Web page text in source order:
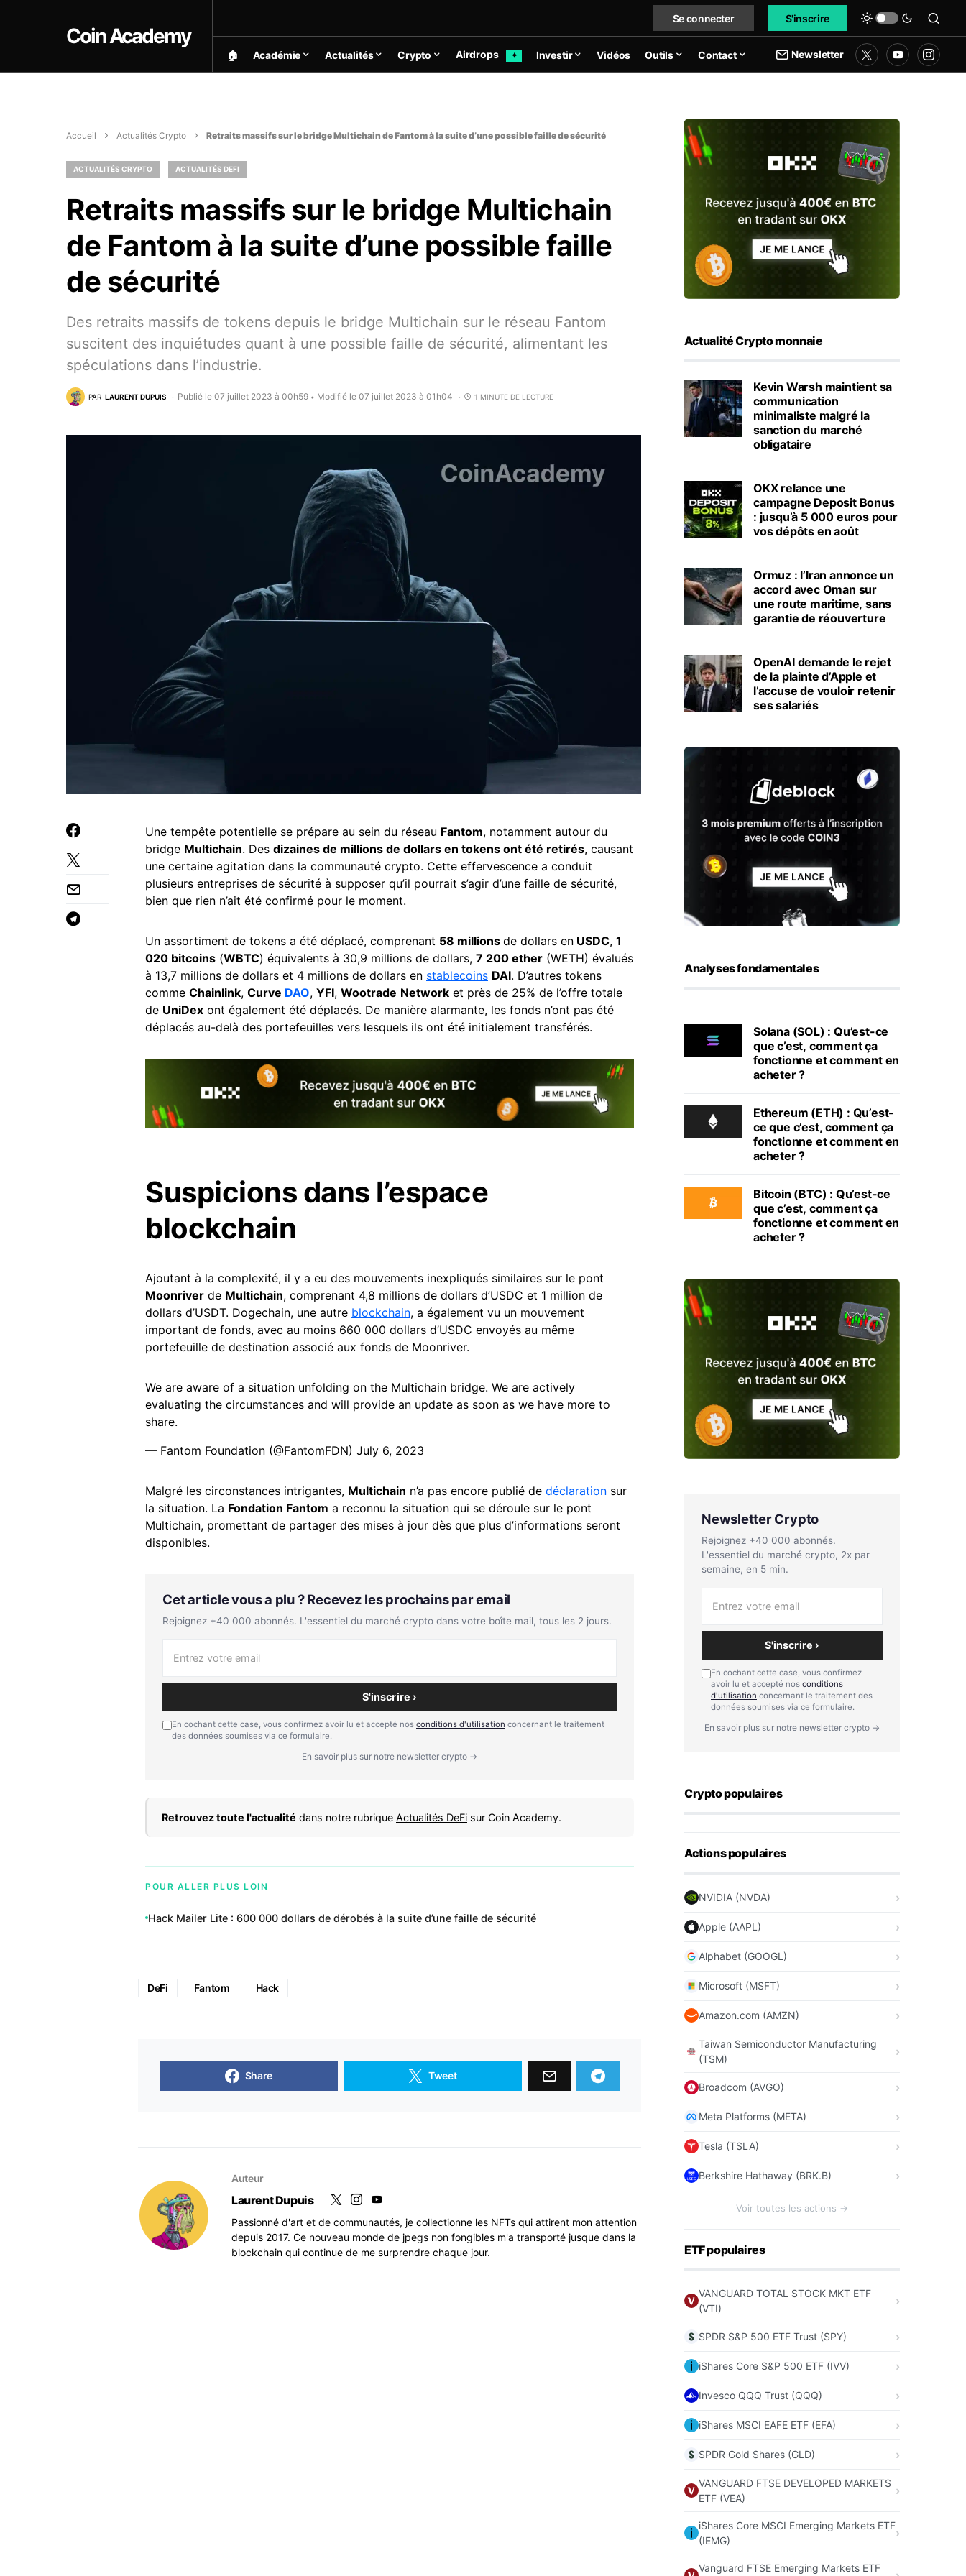
Coin Academy
Se connecter S'inscrire
🏠︎ Académie Actualités Crypto Airdrops ✦ Investir Vidéos Outils Contact Newsletter
Accueil Actualités Crypto Retraits massifs sur le bridge Multichain de Fantom à la suite d’une possible faille de sécurité
ACTUALITÉS CRYPTO ACTUALITÉS DEFI
Retraits massifs sur le bridge Multichain
de Fantom à la suite d’une possible faille
de sécurité
Des retraits massifs de tokens depuis le bridge Multichain sur le réseau Fantom
suscitent des inquiétudes quant à une possible faille de sécurité, alimentant les
spéculations dans l’industrie.
PAR LAURENT DUPUIS Publié le 07 juillet 2023 à 00h59 • Modifié le 07 juillet 2023 à 01h04 1 MINUTE DE LECTURE
Une tempête potentielle se prépare au sein du réseau Fantom, notamment autour du
bridge Multichain. Des dizaines de millions de dollars en tokens ont été retirés, causant
une certaine agitation dans la communauté crypto. Cette effervescence a conduit
plusieurs entreprises de sécurité à supposer qu’il pourrait s’agir d’une faille de sécurité,
bien que rien n’ait été confirmé pour le moment.
Un assortiment de tokens a été déplacé, comprenant 58 millions de dollars en USDC, 1
020 bitcoins (WBTC) équivalents à 30,9 millions de dollars, 7 200 ether (WETH) évalués
à 13,7 millions de dollars et 4 millions de dollars en stablecoins DAI. D’autres tokens
comme Chainlink, Curve DAO, YFI, Wootrade Network et près de 25% de l’offre totale
de UniDex ont également été déplacés. De manière alarmante, les fonds n’ont pas été
déplacés au-delà des portefeuilles vers lesquels ils ont été initialement transférés.
Suspicions dans l’espace
blockchain
Ajoutant à la complexité, il y a eu des mouvements inexpliqués similaires sur le pont
Moonriver de Multichain, comprenant 4,8 millions de dollars d’USDC et 1 million de
dollars d’USDT. Dogechain, une autre blockchain, a également vu un mouvement
important de fonds, avec au moins 660 000 dollars d’USDC envoyés au même
portefeuille de destination associé aux fonds de Moonriver.
We are aware of a situation unfolding on the Multichain bridge. We are actively
evaluating the circumstances and will provide an update as soon as we have more to
share.
— Fantom Foundation (@FantomFDN) July 6, 2023
Malgré les circonstances intrigantes, Multichain n’a pas encore publié de déclaration sur
la situation. La Fondation Fantom a reconnu la situation qui se déroule sur le pont
Multichain, promettant de partager des mises à jour dès que plus d’informations seront
disponibles.
Cet article vous a plu ? Recevez les prochains par email
Rejoignez +40 000 abonnés. L'essentiel du marché crypto dans votre boîte mail, tous les 2 jours.
S'inscrire ›
En cochant cette case, vous confirmez avoir lu et accepté nos conditions d'utilisation concernant le traitement
des données soumises via ce formulaire.
En savoir plus sur notre newsletter crypto →
Retrouvez toute l'actualité dans notre rubrique Actualités DeFi sur Coin Academy.
POUR ALLER PLUS LOIN
Hack Mailer Lite : 600 000 dollars de dérobés à la suite d’une faille de sécurité
DeFi Fantom Hack
Share Tweet
Auteur
Laurent Dupuis
Passionné d'art et de communautés, je collectionne les NFTs qui attirent mon attention
depuis 2017. Ce nouveau monde de jpegs non fongibles m'a transporté jusque dans la
blockchain qui continue de me surprendre chaque jour.
Actualité Crypto monnaie
Kevin Warsh maintient sa
communication
minimaliste malgré la
sanction du marché
obligataire
OKX relance une
campagne Deposit Bonus
: jusqu’à 5 000 euros pour
vos dépôts en août
Ormuz : l’Iran annonce un
accord avec Oman sur
une route maritime, sans
garantie de réouverture
OpenAI demande le rejet
de la plainte d’Apple et
l’accuse de vouloir retenir
ses salariés
Analyses fondamentales
Solana (SOL) : Qu’est-ce
que c’est, comment ça
fonctionne et comment en
acheter ?
Ethereum (ETH) : Qu’est-
ce que c’est, comment ça
fonctionne et comment en
acheter ?
Bitcoin (BTC) : Qu’est-ce
que c’est, comment ça
fonctionne et comment en
acheter ?
Newsletter Crypto
Rejoignez +40 000 abonnés.
L'essentiel du marché crypto, 2x par
semaine, en 5 min.
S'inscrire ›
En cochant cette case, vous confirmez
avoir lu et accepté nos conditions
d'utilisation concernant le traitement des
données soumises via ce formulaire.
En savoir plus sur notre newsletter crypto →
Crypto populaires
Actions populaires
NVIDIA (NVDA)
Apple (AAPL)
Alphabet (GOOGL)
Microsoft (MSFT)
Amazon.com (AMZN)
Taiwan Semiconductor Manufacturing
(TSM)
Broadcom (AVGO)
Meta Platforms (META)
Tesla (TSLA)
Berkshire Hathaway (BRK.B)
Voir toutes les actions →
ETF populaires
VANGUARD TOTAL STOCK MKT ETF
(VTI)
SPDR S&P 500 ETF Trust (SPY)
iShares Core S&P 500 ETF (IVV)
Invesco QQQ Trust (QQQ)
iShares MSCI EAFE ETF (EFA)
SPDR Gold Shares (GLD)
VANGUARD FTSE DEVELOPED MARKETS
ETF (VEA)
iShares Core MSCI Emerging Markets ETF
(IEMG)
Vanguard FTSE Emerging Markets ETF